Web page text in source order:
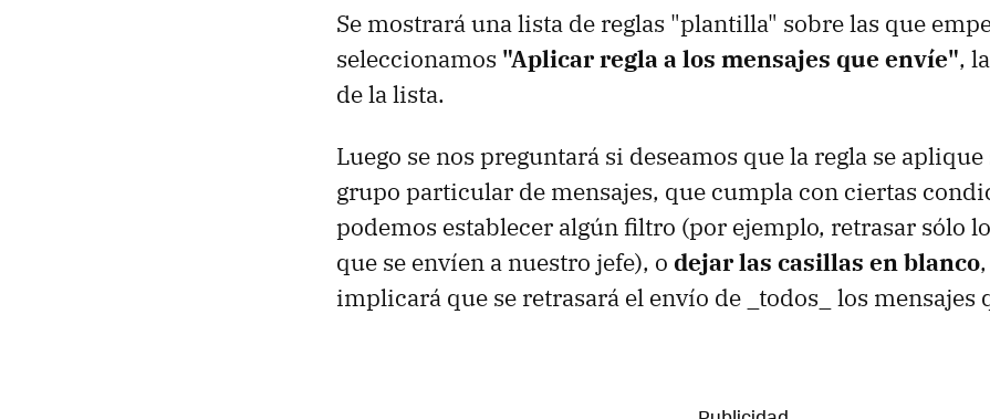
Se mostrará una lista de reglas "plantilla" sobre las que
seleccionamos "Aplicar regla a los mensajes que envíe",
de la lista.
Luego se nos preguntará si deseamos que la regla se
grupo particular de mensajes, que cumpla con ciertas
podemos establecer algún filtro (por ejemplo, retrasar sólo
que se envíen a nuestro jefe), o dejar las casillas en blanco
implicará que se retrasará el envío de _todos_ los mensajes